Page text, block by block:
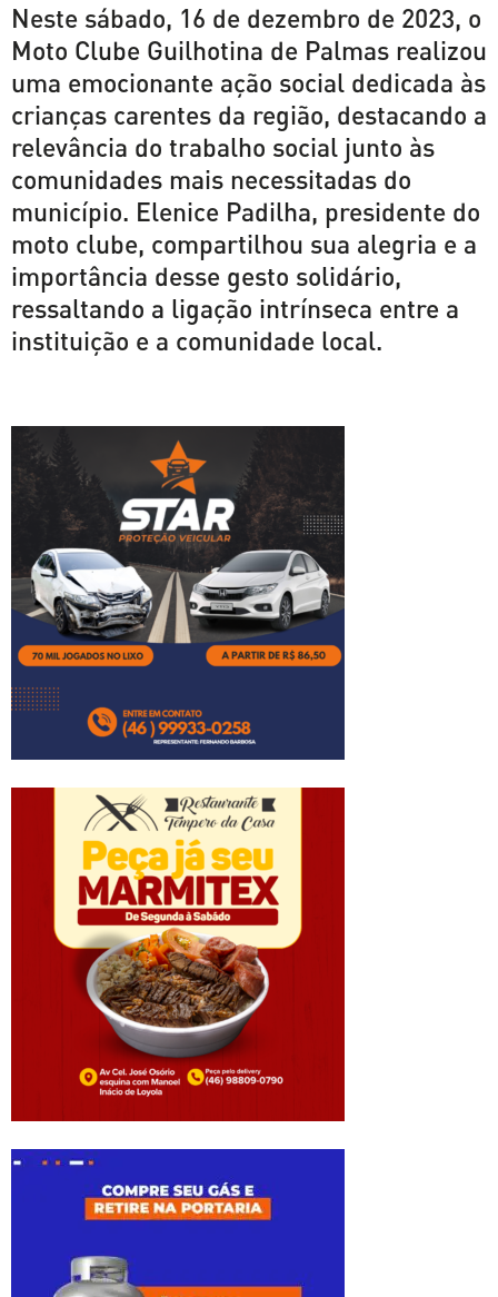
Neste sábado, 16 de dezembro de 2023, o
Moto Clube Guilhotina de Palmas realizou
uma emocionante ação social dedicada às
crianças carentes da região, destacando a
relevância do trabalho social junto às
comunidades mais necessitadas do
município. Elenice Padilha, presidente do
moto clube, compartilhou sua alegria e a
importância desse gesto solidário,
ressaltando a ligação intrínseca entre a
instituição e a comunidade local.